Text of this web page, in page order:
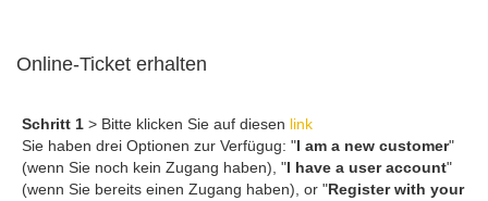
Online-Ticket erhalten
Schritt 1 > Bitte klicken Sie auf diesen link
Sie haben drei Optionen zur Verfügug: "I am a new customer"
(wenn Sie noch kein Zugang haben), "I have a user account"
(wenn Sie bereits einen Zugang haben), or "Register with your